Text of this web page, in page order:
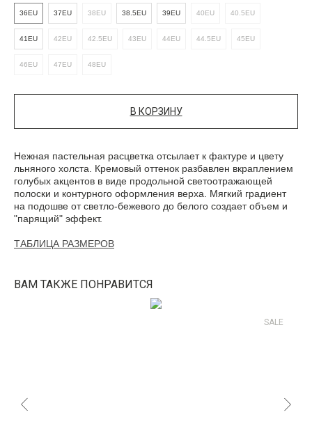
36EU 37EU 38EU 38.5EU 39EU 40EU 40.5EU
41EU 42EU 42.5EU 43EU 44EU 44.5EU 45EU
46EU 47EU 48EU
В КОРЗИНУ
Нежная пастельная расцветка отсылает к фактуре и цвету
льняного холста. Кремовый оттенок разбавлен вкраплением
голубых акцентов в виде продольной светоотражающей
полоски и контурного оформления верха. Мягкий градиент
на подошве от светло-бежевого до белого создает объем и
"парящий" эффект.
ТАБЛИЦА РАЗМЕРОВ
ВАМ ТАКЖЕ ПОНРАВИТСЯ
SALE